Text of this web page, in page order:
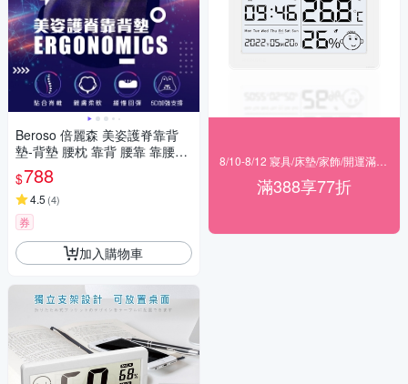
Beroso 倍麗森 美姿護脊靠背
墊-背墊 腰枕 靠背 腰靠 靠腰枕
腰靠墊
$788
4.5 (4)
券
加入購物車
滿388享77折